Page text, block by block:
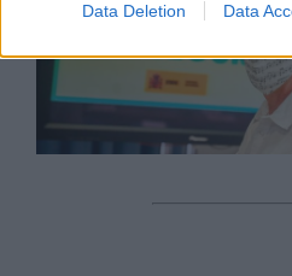
Data Deletion Data